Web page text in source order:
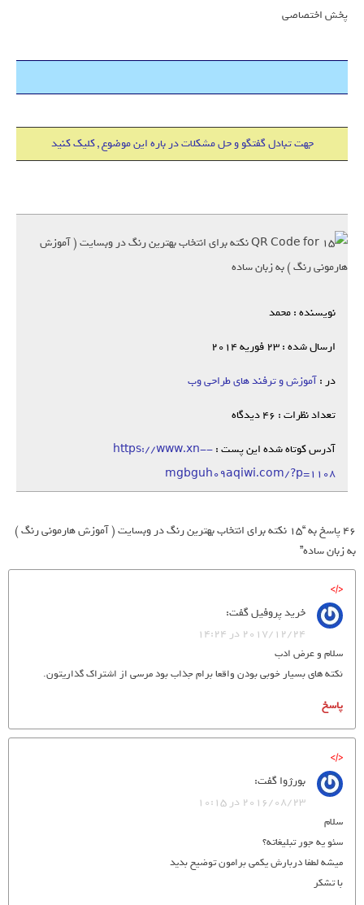
پخش اختصاصی
جهت تبادل گفتگو و حل مشکلات در باره این موضوع , کلیک کنید
نویسنده : محمد
ارسال شده : 23 فوریه 2014
در :آموزش و ترفند های طراحی وب
تعداد نظرات : 46 دیدگاه
آدرس کوتاه شده این پست :https://www.xn--
mgbguh09aqiwi.com/?p=1108
46 پاسخ به “15 نکته برای انتخاب بهترین رنگ در وبسایت ( آموزش هارمونی رنگ )
به زبان ساده”
خرید پروفیلگفت:
2017/12/24 در 14:24
سلام و عرض ادب
نکته های بسیار خوبی بودن واقعا برام جذاب بود مرسی از اشتراک گذاریتون.
پاسخ
بورژواگفت:
2016/08/23 در 10:15
سلام
سئو یه جور تبلیغاته؟
میشه لطفا دربارش یکمی برامون توضیح بدید
با تشکر